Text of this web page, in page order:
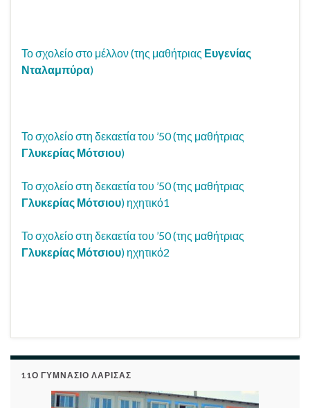
Το σχολείο στο μέλλον (της μαθήτριας Ευγενίας
Νταλαμπύρα)
Το σχολείο στη δεκαετία του ’50 (της μαθήτριας
Γλυκερίας Μότσιου)
Το σχολείο στη δεκαετία του ’50 (της μαθήτριας
Γλυκερίας Μότσιου) ηχητικό1
Το σχολείο στη δεκαετία του ’50 (της μαθήτριας
Γλυκερίας Μότσιου) ηχητικό2
11Ο ΓΥΜΝΑΣΙΟ ΛΑΡΙΣΑΣ